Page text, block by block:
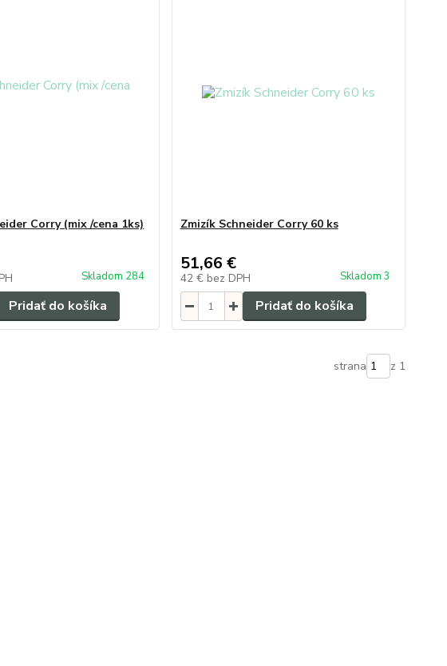
Corry (mix /cena 1ks)
Skladom 284
Pridať do košíka
Zmizík Schneider Corry 60 ks
51,66 €
42 € bez DPH Skladom 3
Pridať do košíka
strana z 1